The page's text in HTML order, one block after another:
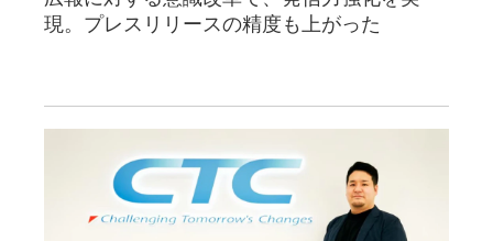
現。プレスリリースの精度も上がった